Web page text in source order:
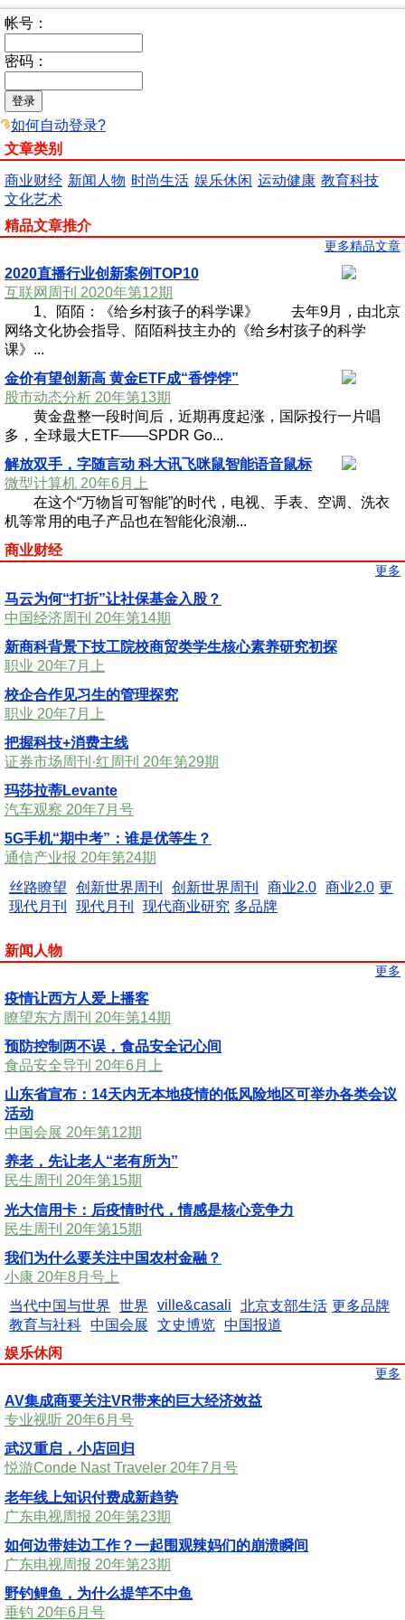
帐号：
密码：
如何自动登录?
文章类别
商业财经 新闻人物 时尚生活 娱乐休闲 运动健康 教育科技
文化艺术
精品文章推介
更多精品文章
2020直播行业创新案例TOP10
互联网周刊 2020年第12期
1、陌陌：《给乡村孩子的科学课》 去年9月，由北京
网络文化协会指导、陌陌科技主办的《给乡村孩子的科学
课》...
金价有望创新高 黄金ETF成“香饽饽”
股市动态分析 20年第13期
黄金盘整一段时间后，近期再度起涨，国际投行一片唱
多，全球最大ETF——SPDR Go...
解放双手，字随言动 科大讯飞咪鼠智能语音鼠标
微型计算机 20年6月上
在这个“万物旨可智能”的时代，电视、手表、空调、洗衣
机等常用的电子产品也在智能化浪潮...
商业财经
更多
马云为何“打折”让社保基金入股？
中国经济周刊 20年第14期
新商科背景下技工院校商贸类学生核心素养研究初探
职业 20年7月上
校企合作见习生的管理探究
职业 20年7月上
把握科技+消费主线
证券市场周刊·红周刊 20年第29期
玛莎拉蒂Levante
汽车观察 20年7月号
5G手机“期中考”：谁是优等生？
通信产业报 20年第24期
丝路瞭望
创新世界周刊 创新世界周刊 商业2.0 商业2.0
现代月刊
现代月刊 现代商业研究
更
多品牌
新闻人物
更多
疫情让西方人爱上播客
瞭望东方周刊 20年第14期
预防控制两不误，食品安全记心间
食品安全导刊 20年6月上
山东省宣布：14天内无本地疫情的低风险地区可举办各类会议
活动
中国会展 20年第12期
养老，先让老人“老有所为”
民生周刊 20年第15期
光大信用卡：后疫情时代，情感是核心竞争力
民生周刊 20年第15期
我们为什么要关注中国农村金融？
小康 20年8月号上
当代中国与世界
世界 ville&casali
北京支部生活
教育与社科 中国会展 文史博览 中国报道
更多品牌
娱乐休闲
更多
AV集成商要关注VR带来的巨大经济效益
专业视听 20年6月号
武汉重启，小店回归
悦游Conde Nast Traveler 20年7月号
老年线上知识付费成新趋势
广东电视周报 20年第23期
如何边带娃边工作？一起围观辣妈们的崩溃瞬间
广东电视周报 20年第23期
野钓鲤鱼，为什么提竿不中鱼
垂钓 20年6月号